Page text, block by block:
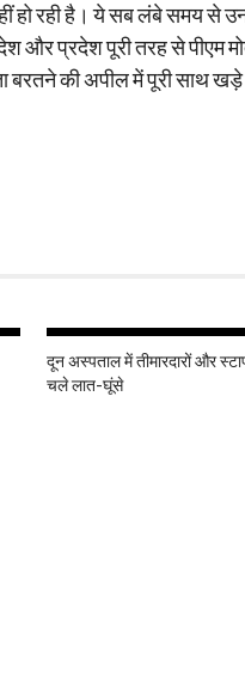
हो रही है। ये सब लंबे समय से
और प्रदेश पूरी तरह से पीएम
बरतने की अपील में पूरी साथ
दून अस्पताल में तीमारदारों और
चले लात-घूंसे